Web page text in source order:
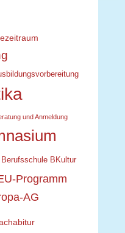
und Anmeldung
Berufsschule BKultur
Programm
AG